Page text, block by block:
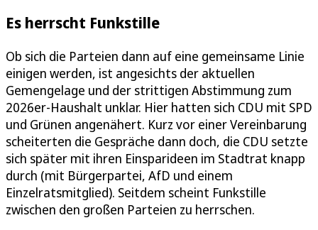
Es herrscht Funkstille
Ob sich die Parteien dann auf eine gemeinsame Linie
einigen werden, ist angesichts der aktuellen
Gemengelage und der strittigen Abstimmung zum
2026er-Haushalt unklar. Hier hatten sich CDU mit SPD
und Grünen angenähert. Kurz vor einer Vereinbarung
scheiterten die Gespräche dann doch, die CDU setzte
sich später mit ihren Einsparideen im Stadtrat knapp
durch (mit Bürgerpartei, AfD und einem
Einzelratsmitglied). Seitdem scheint Funkstille
zwischen den großen Parteien zu herrschen.